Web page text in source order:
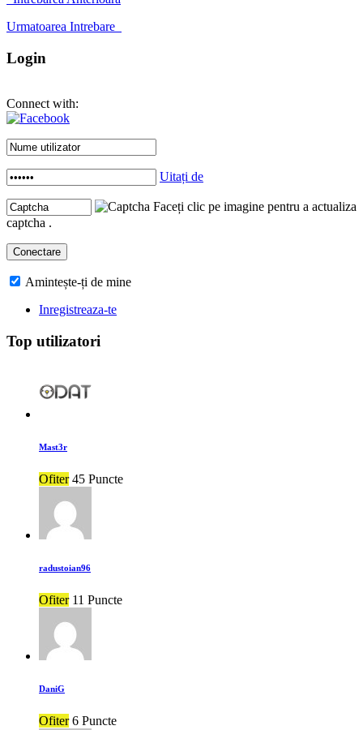
Urmatoarea Intrebare
Login
Connect with:
Uitați de
Faceți clic pe imagine pentru a actualiza
captcha .
Amintește-ți de mine
Inregistreaza-te
Top utilizatori
Mast3r
Ofiter 45 Puncte
radustoian96
Ofiter 11 Puncte
DaniG
Ofiter 6 Puncte